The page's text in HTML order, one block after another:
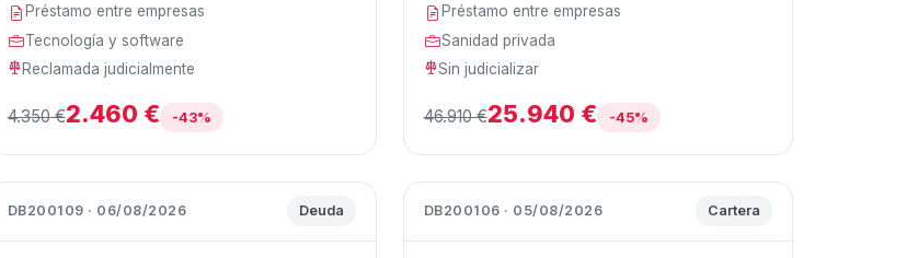
Préstamo entre empresas
Tecnología y software
Reclamada judicialmente
4.350 €2.460 € -43%
Préstamo entre empresas
Sanidad privada
Sin judicializar
46.910 €25.940 € -45%
DB200109 · 06/08/2026 Deuda DB200106 · 05/08/2026 Cartera